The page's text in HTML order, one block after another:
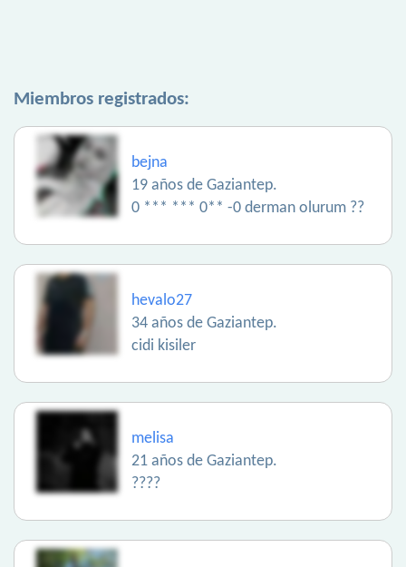
Miembros registrados:
bejna
19 años de Gaziantep.
0 *** *** 0** -0 derman olurum ??
hevalo27
34 años de Gaziantep.
cidi kisiler
melisa
21 años de Gaziantep.
????